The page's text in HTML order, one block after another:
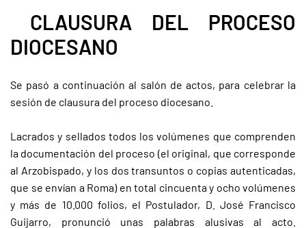
CLAUSURA DEL PROCESO
DIOCESANO
Se pasó a continuación al salón de actos, para celebrar la
sesión de clausura del proceso diocesano.
Lacrados y sellados todos los volúmenes que comprenden
la documentación del proceso (el original, que corresponde
al Arzobispado, y los dos transuntos o copias autenticadas,
que se envían a Roma) en total cincuenta y ocho volúmenes
y más de 10.000 folios, el Postulador, D. José Francisco
Guijarro, pronunció unas palabras alusivas al acto.